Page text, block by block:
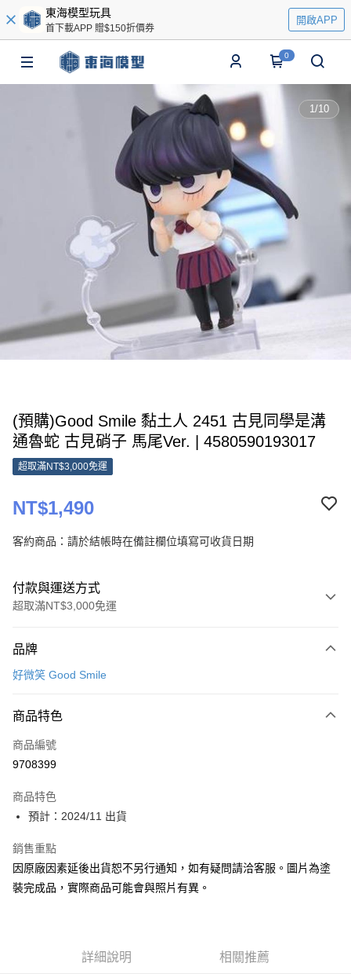
東海模型玩具
首下載APP 贈$150折價券
開啟APP
0
1/10
(預購)Good Smile 黏土人 2451 古見同學是溝
通魯蛇 古見硝子 馬尾Ver. | 4580590193017
超取滿NT$3,000免運
NT$1,490
客約商品：請於結帳時在備註欄位填寫可收貨日期
付款與運送方式
超取滿NT$3,000免運
信用卡一次付款
Apple Pay
Google Pay
大哥付你分期
相關說明
【大哥付你分期使用說明】
1.本服務由台灣大哥大提供，台灣大哥大用戶可立即使用無須另外申請。
2.付款方式選擇「大哥付你分期」，訂單成立後會自動跳轉到大哥付的交易
流程，驗證手機門號後，選擇欲分期的期數、繳款截止日，確認付款後即完
法說明評估內容。
ATM付款
運送方式
預購-付款後全家取貨(舊)
品牌
好微笑 Good Smile
商品特色
商品編號
9708399
商品特色
預計：2024/11 出貨
銷售重點
因原廠因素延後出貨恕不另行通知，如有疑問請洽客服。圖片為塗
裝完成品，實際商品可能會與照片有異。
詳細說明 相關推薦